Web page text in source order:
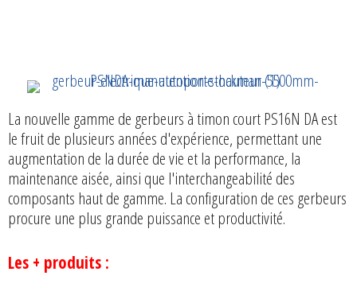
à
Direction
Assistée
-
1600
kg
-
Stockman
La nouvelle gamme de gerbeurs à timon court PS16N DA est
le fruit de plusieurs années d'expérience, permettant une
augmentation de la durée de vie et la performance, la
maintenance aisée, ainsi que l'interchangeabilité des
composants haut de gamme. La configuration de ces gerbeurs
procure une plus grande puissance et productivité.
Les + produits :